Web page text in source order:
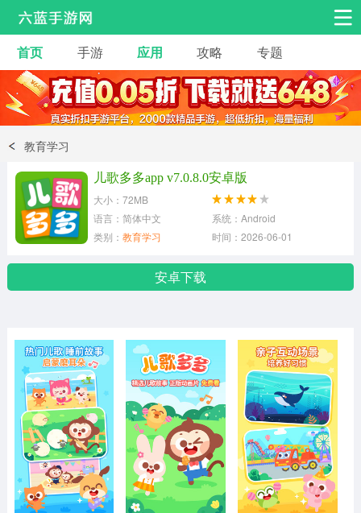
安卓手游 手游工具
热门手游 角色扮演 益智休闲
动作射击
冒险解谜
体育竞技
首页 手游 应用 攻略 专题
教育学习
儿歌多多app v7.0.8.0安卓版
大小：72MB
语言：简体中文
系统：Android
类别： 教育学习 时间：2026-06-01
安卓下载